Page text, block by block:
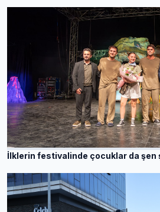
İlklerin festivalinde çocuklar da şen